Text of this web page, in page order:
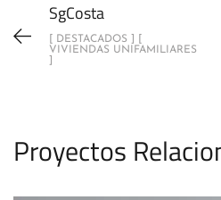
SgCosta
[ DESTACADOS ] [
VIVIENDAS UNIFAMILIARES
Proyectos